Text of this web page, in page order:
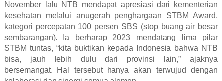
November lalu NTB mendapat apresiasi dari kementerian
kesehatan melalui anugerah penghargaan STBM Award,
kategori percepatan 100 persen SBS (stop buang air besar
sembarangan). Ia berharap 2023 mendatang lima pilar
STBM tuntas, “kita buktikan kepada Indonesia bahwa NTB
bisa, jauh lebih dulu dari provinsi lain,” ajaknya
bersemangat. Hal tersebut hanya akan terwujud dengan